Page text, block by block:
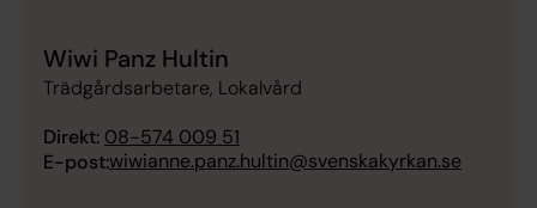
Wiwi Panz Hultin
Trädgårdsarbetare, Lokalvård
Direkt: 08-574 009 51
E-post:wiwianne.panz.hultin@svenskakyrkan.se